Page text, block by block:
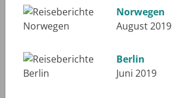
Norwegen
August 2019
Berlin
Juni 2019